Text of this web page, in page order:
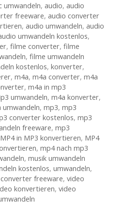
umwandeln, audio, audio
freeware, audio converter
, audio umwandeln, audio
umwandeln kostenlos,
, filme converter, filme
, filme umwandeln
kostenlos, konverter,
, m4a, m4a converter, m4a
, m4a in mp3
umwandeln, m4a konverter,
umwandeln, mp3, mp3
converter kostenlos, mp3
freeware, mp3
MP4 in MP3 konvertieren, MP4
, mp4 nach mp3
, musik umwandeln
kostenlos, umwandeln,
freeware, video
konvertieren, video